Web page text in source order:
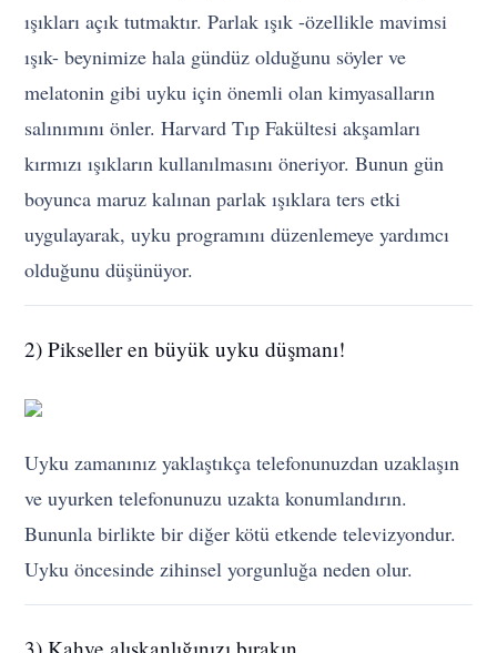
ışıkları açık tutmaktır. Parlak ışık -özellikle mavimsi
ışık- beynimize hala gündüz olduğunu söyler ve
melatonin gibi uyku için önemli olan kimyasalların
salınımını önler. Harvard Tıp Fakültesi akşamları
kırmızı ışıkların kullanılmasını öneriyor. Bunun gün
boyunca maruz kalınan parlak ışıklara ters etki
uygulayarak, uyku programını düzenlemeye yardımcı
olduğunu düşünüyor.
2) Pikseller en büyük uyku düşmanı!
Uyku zamanınız yaklaştıkça telefonunuzdan uzaklaşın
ve uyurken telefonunuzu uzakta konumlandırın.
Bununla birlikte bir diğer kötü etkende televizyondur.
Uyku öncesinde zihinsel yorgunluğa neden olur.